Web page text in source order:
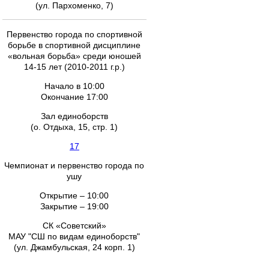
(ул. Пархоменко, 7)
Первенство города по спортивной
борьбе в спортивной дисциплине
«вольная борьба» среди юношей
14-15 лет (2010-2011 г.р.)
Начало в 10:00
Окончание 17:00
Зал единоборств
(о. Отдыха, 15, стр. 1)
17
Чемпионат и первенство города по
ушу
Открытие – 10:00
Закрытие – 19:00
СК «Советский»
МАУ "СШ по видам единоборств"
(ул. Джамбульская, 24 корп. 1)